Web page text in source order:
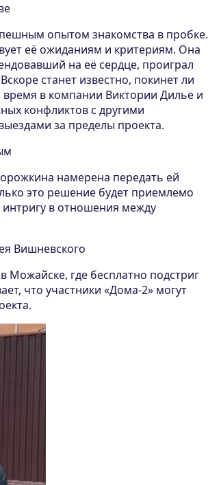
опытом знакомства в пробке.
её ожиданиям и критериям. Она
на её сердце, проиграл
станет известно, покинет ли
в компании Виктории Дилье и
конфликтов с другими
за пределы проекта.
намерена передать ей
это решение будет приемлемо
в отношения между
Вишневского
Можайске, где бесплатно подстриг
что участники «Дома-2» могут